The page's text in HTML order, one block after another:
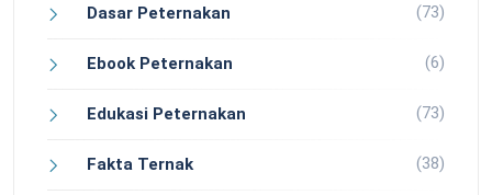
Dasar Peternakan (73)
Ebook Peternakan (6)
Edukasi Peternakan (73)
Fakta Ternak (38)